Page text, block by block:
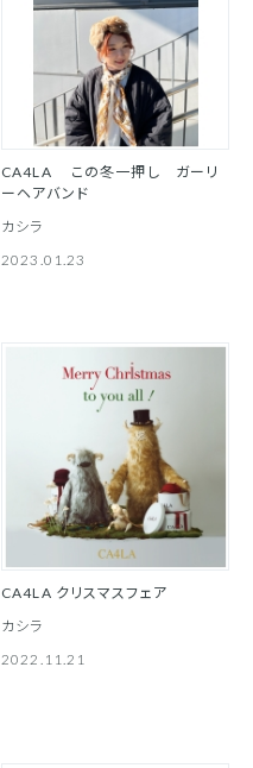
CA4LA この冬一押し ガーリ
ーヘアバンド
カシラ
2023.01.23
CA4LA クリスマスフェア
カシラ
2022.11.21